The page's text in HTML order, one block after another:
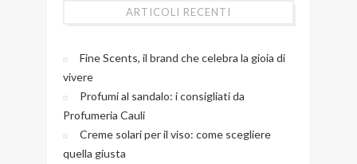
ARTICOLI RECENTI
Fine Scents, il brand che celebra la gioia di
vivere
Profumi al sandalo: i consigliati da
Profumeria Cauli
Creme solari per il viso: come scegliere
quella giusta